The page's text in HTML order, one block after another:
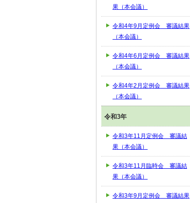
果（本会議）
令和4年9月定例会 審議結果
（本会議）
令和4年6月定例会 審議結果
（本会議）
令和4年2月定例会 審議結果
（本会議）
令和3年
令和3年11月定例会 審議結
果（本会議）
令和3年11月臨時会 審議結
果（本会議）
令和3年9月定例会 審議結果